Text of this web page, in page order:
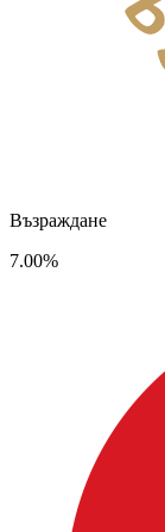
Възраждане
7.00%